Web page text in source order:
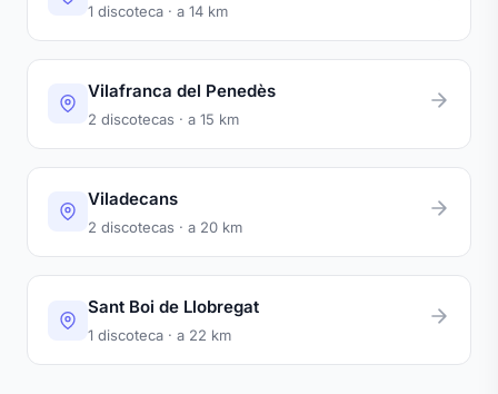
1 discoteca · a 14 km
Vilafranca del Penedès
2 discotecas · a 15 km
Viladecans
2 discotecas · a 20 km
Sant Boi de Llobregat
1 discoteca · a 22 km